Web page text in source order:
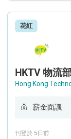
花紅
HKTV 物流
Hong Kong
薪金面議
刊登於 5日前